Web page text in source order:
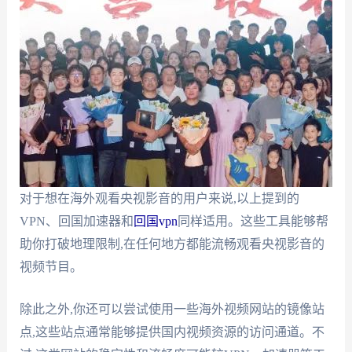
对于想在海外观看央视影音的用户来说,以上提到的
VPN、回国加速器和 回国vpn 同样适用。这些工具能够帮
助你打破地理限制,在任何地方都能流畅观看央视影音的
视频节目。
除此之外,你还可以尝试使用一些海外视频网站的镜像站
点,这些站点通常能够提供国内视频资源的访问通道。不